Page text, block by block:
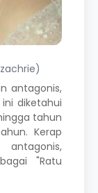
antagonis,
diketahui
tahun
Kerap
"Ratu